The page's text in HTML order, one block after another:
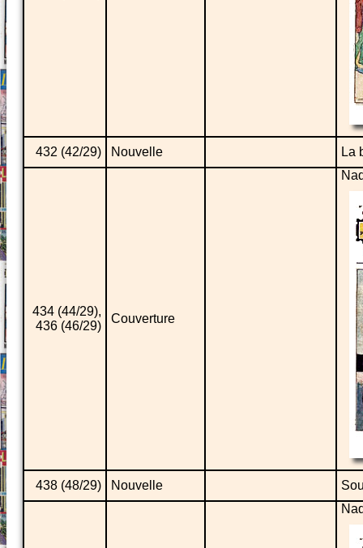
432 (42/29) Nouvelle La
434 (44/29),
436 (46/29)
Couverture
438 (48/29) Nouvelle